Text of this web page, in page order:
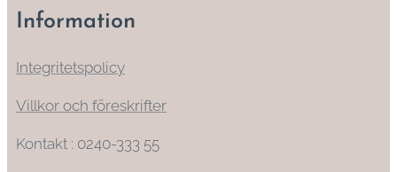
Information
Integritetspolicy
Villkor och föreskrifter
Kontakt : 0240-333 55